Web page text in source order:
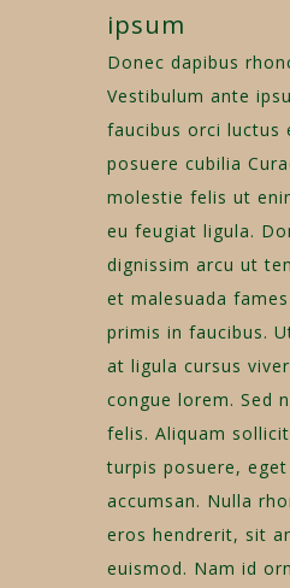
ipsum
Donec dapibus
Vestibulum ante
faucibus orci luctus
posuere cubilia
molestie felis ut
eu feugiat ligula.
dignissim arcu ut
et malesuada
primis in faucibus.
at ligula cursus
congue lorem. Sed
felis. Aliquam
turpis posuere,
accumsan. Nulla
eros hendrerit, sit
euismod. Nam id